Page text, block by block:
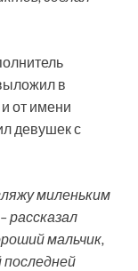
в
от имени
девушек с
миленьким
рассказал
мальчик,
последней